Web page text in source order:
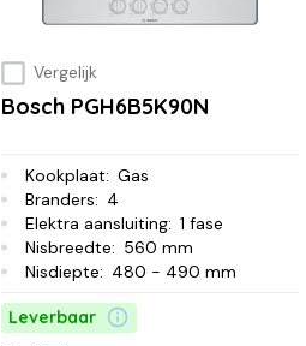
Vergelijk
Bosch PGH6B5K90N
Kookplaat: Gas
Branders: 4
Elektra aansluiting: 1 fase
Nisbreedte: 560 mm
Nisdiepte: 480 - 490 mm
Leverbaar